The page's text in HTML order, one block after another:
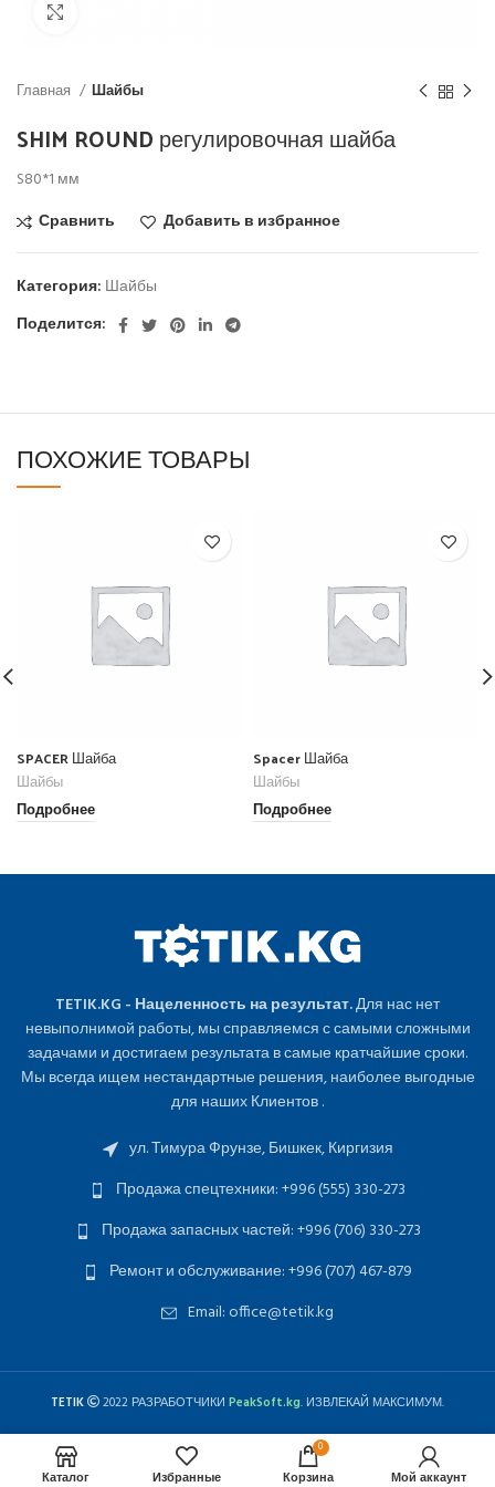
Главная Шайбы
SHIM ROUND регулировочная шайба
S80*1 мм
Сравнить
Добавить в избранное
Категория: Шайбы
Поделится:
ПОХОЖИЕ ТОВАРЫ
SPACER Шайба
Шайбы
Подробнее
Spacer Шайба
Шайбы
Подробнее
TETIK.KG - Нацеленность на результат.Для нас нет
невыполнимой работы, мы справляемся с самыми сложными
задачами и достигаем результата в самые кратчайшие сроки.
Мы всегда ищем нестандартные решения, наиболее выгодные
для наших Клиентов .
ул. Тимура Фрунзе, Бишкек, Киргизия
Продажа спецтехники: +996 (555) 330-273
Продажа запасных частей: +996 (706) 330-273
Ремонт и обслуживание: +996 (707) 467-879
Email: office@tetik.kg
TETIK 2022 РАЗРАБОТЧИКИ PeakSoft.kg. ИЗВЛЕКАЙ МАКСИМУМ.
Каталог Избранные
0
Корзина Мой аккаунт